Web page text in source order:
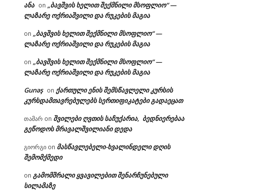
ანა on „ბავშვის ხელით შექმნილი მსოფლიო“ —
ლაზარე ოქრიაშვილი და რუკების მაგია
on „ბავშვის ხელით შექმნილი მსოფლიო“ —
ლაზარე ოქრიაშვილი და რუკების მაგია
on „ბავშვის ხელით შექმნილი მსოფლიო“ —
ლაზარე ოქრიაშვილი და რუკების მაგია
Gunəş on ქართული ენის შემსწავლელი კურსის
კურსდამთავრებულებს სერთიფიკატები გადაეცათ
თამარ on შვილები ღვთის საჩუქარია, ბედნიერებაა
გეწოდოს მრავალშვილიანი დედა
გიორგი on მასწავლებელი-ხვალინდელი დღის
შემომქმედი
on გამომშრალი ყვავილებით შენარჩუნებული
სილამაზე